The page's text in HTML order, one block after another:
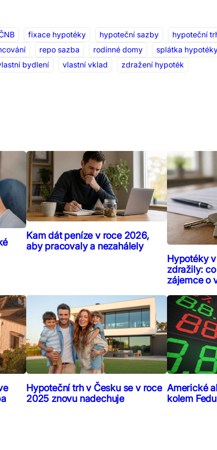
fixace hypotéky hypoteční sazby hypoteční
repo sazba rodinné domy splátka
bydlení vlastní vklad zdražení hypoték
Kam dát peníze v roce 2026,
aby pracovaly a nezahálely
Hypotéky
zdražily:
zájemce o
Hypoteční trh v Česku se v roce
2025 znovu nadechuje
Americké
kolem Fedu